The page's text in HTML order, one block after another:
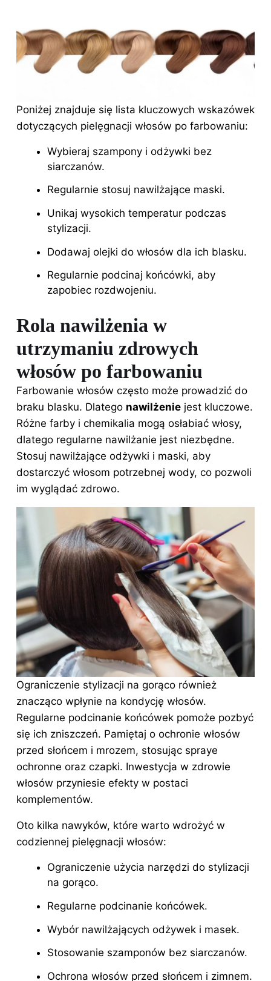
Poniżej znajduje się lista kluczowych wskazówek
dotyczących pielęgnacji włosów po farbowaniu:
Wybieraj szampony i odżywki bez
siarczanów.
Regularnie stosuj nawilżające maski.
Unikaj wysokich temperatur podczas
stylizacji.
Dodawaj olejki do włosów dla ich blasku.
Regularnie podcinaj końcówki, aby
zapobiec rozdwojeniu.
Rola nawilżenia w
utrzymaniu zdrowych
włosów po farbowaniu
Farbowanie włosów często może prowadzić do
braku blasku. Dlatego nawilżenie jest kluczowe.
Różne farby i chemikalia mogą osłabiać włosy,
dlatego regularne nawilżanie jest niezbędne.
Stosuj nawilżające odżywki i maski, aby
dostarczyć włosom potrzebnej wody, co pozwoli
im wyglądać zdrowo.
Ograniczenie stylizacji na gorąco również
znacząco wpłynie na kondycję włosów.
Regularne podcinanie końcówek pomoże pozbyć
się ich zniszczeń. Pamiętaj o ochronie włosów
przed słońcem i mrozem, stosując spraye
ochronne oraz czapki. Inwestycja w zdrowie
włosów przyniesie efekty w postaci
komplementów.
Oto kilka nawyków, które warto wdrożyć w
codziennej pielęgnacji włosów:
Ograniczenie użycia narzędzi do stylizacji
na gorąco.
Regularne podcinanie końcówek.
Wybór nawilżających odżywek i masek.
Stosowanie szamponów bez siarczanów.
Ochrona włosów przed słońcem i zimnem.